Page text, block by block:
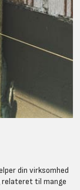
din virksomhed
relateret til mange